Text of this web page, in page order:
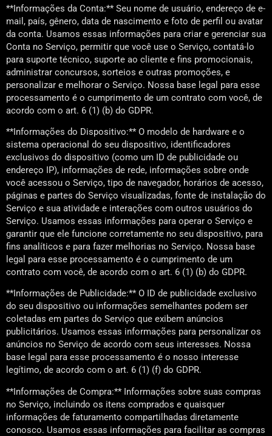
**Informações da Conta:** Seu nome de usuário, endereço de e-
mail, país, gênero, data de nascimento e foto de perfil ou avatar
da conta. Usamos essas informações para criar e gerenciar sua
Conta no Serviço, permitir que você use o Serviço, contatá-lo
para suporte técnico, suporte ao cliente e fins promocionais,
administrar concursos, sorteios e outras promoções, e
personalizar e melhorar o Serviço. Nossa base legal para esse
processamento é o cumprimento de um contrato com você, de
acordo com o art. 6 (1) (b) do GDPR.
**Informações do Dispositivo:** O modelo de hardware e o
sistema operacional do seu dispositivo, identificadores
exclusivos do dispositivo (como um ID de publicidade ou
endereço IP), informações de rede, informações sobre onde
você acessou o Serviço, tipo de navegador, horários de acesso,
páginas e partes do Serviço visualizadas, fonte de instalação do
Serviço e sua atividade e interações com outros usuários do
Serviço. Usamos essas informações para operar o Serviço e
garantir que ele funcione corretamente no seu dispositivo, para
fins analíticos e para fazer melhorias no Serviço. Nossa base
legal para esse processamento é o cumprimento de um
contrato com você, de acordo com o art. 6 (1) (b) do GDPR.
**Informações de Publicidade:** O ID de publicidade exclusivo
do seu dispositivo ou informações semelhantes podem ser
coletadas em partes do Serviço que exibem anúncios
publicitários. Usamos essas informações para personalizar os
anúncios no Serviço de acordo com seus interesses. Nossa
base legal para esse processamento é o nosso interesse
legítimo, de acordo com o art. 6 (1) (f) do GDPR.
**Informações de Compra:** Informações sobre suas compras
no Serviço, incluindo os itens comprados e quaisquer
informações de faturamento compartilhadas diretamente
conosco. Usamos essas informações para facilitar as compras